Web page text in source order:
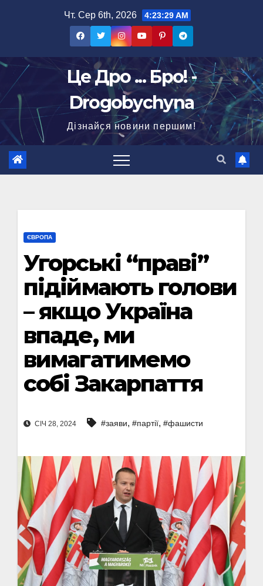
Чт. Сер 6th, 2026 4:23:29 AM
Це Дро ... Бро! -
Drogobychyna
Дізнайся новини першим!
ЄВРОПА
Угорські “праві”
підіймають голови
– якщо Україна
впаде, ми
вимагатимемо
собі Закарпаття
СІЧ 28, 2024 #заяви, #партії, #фашисти